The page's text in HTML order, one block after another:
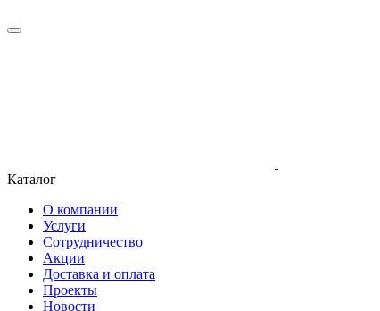
Каталог
О компании
Услуги
Сотрудничество
Акции
Доставка и оплата
Проекты
Новости